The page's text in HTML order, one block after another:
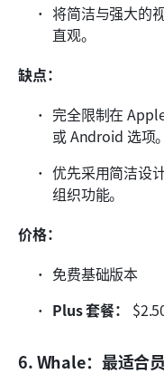
将简洁与强大的
直观。
缺点：
完全限制在
或 Android 选项。
优先采用简洁设
组织功能。
价格：
免费基础版本
Plus 套餐：
6. Whale：最适合